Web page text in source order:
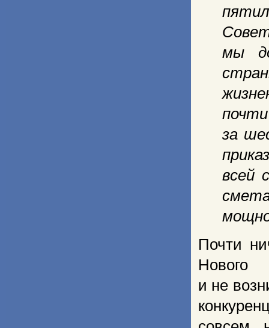
мы
за
всей
Почти
Нового
и не